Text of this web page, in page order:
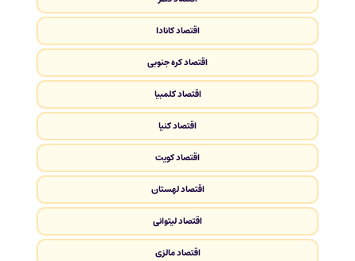
اقتصاد کانادا
اقتصاد کره جنوبی
اقتصاد کلمبیا
اقتصاد کنیا
اقتصاد کویت
اقتصاد لهستان
اقتصاد لیتوانی
اقتصاد مالزی